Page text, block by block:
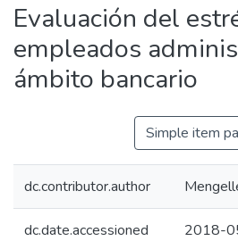
Statistics
Evaluación del
empleados
ámbito bancario
Simple item
dc.contributor.author
dc.date.accessioned 2018-